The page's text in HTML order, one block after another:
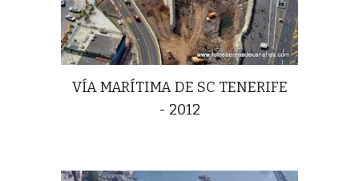
VÍA MARÍTIMA DE SC TENERIFE
- 2012